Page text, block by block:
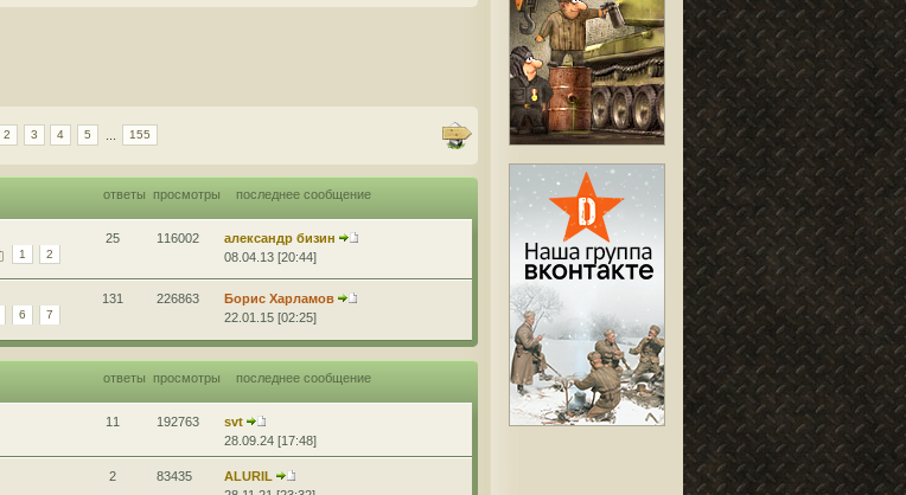
2 3 4 5 155
ответы просмотры последнее сообщение
1 2
25 116002
александр бизин
08.04.13 [20:44]
6 7
131 226863
Борис Харламов
22.01.15 [02:25]
ответы просмотры последнее сообщение
11 192763
svt
28.09.24 [17:48]
2 83435
ALURIL